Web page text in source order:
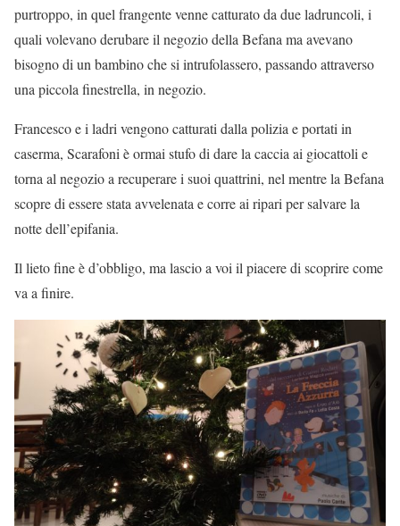
purtroppo, in quel frangente venne catturato da due ladruncoli, i
quali volevano derubare il negozio della Befana ma avevano
bisogno di un bambino che si intrufolassero, passando attraverso
una piccola finestrella, in negozio.
Francesco e i ladri vengono catturati dalla polizia e portati in
caserma, Scarafoni è ormai stufo di dare la caccia ai giocattoli e
torna al negozio a recuperare i suoi quattrini, nel mentre la Befana
scopre di essere stata avvelenata e corre ai ripari per salvare la
notte dell’epifania.
Il lieto fine è d’obbligo, ma lascio a voi il piacere di scoprire come
va a finire.